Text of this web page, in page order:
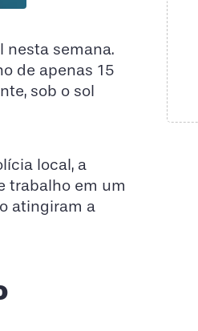
nesta semana.
de apenas 15
sob o sol
local, a
trabalho em um
atingiram a